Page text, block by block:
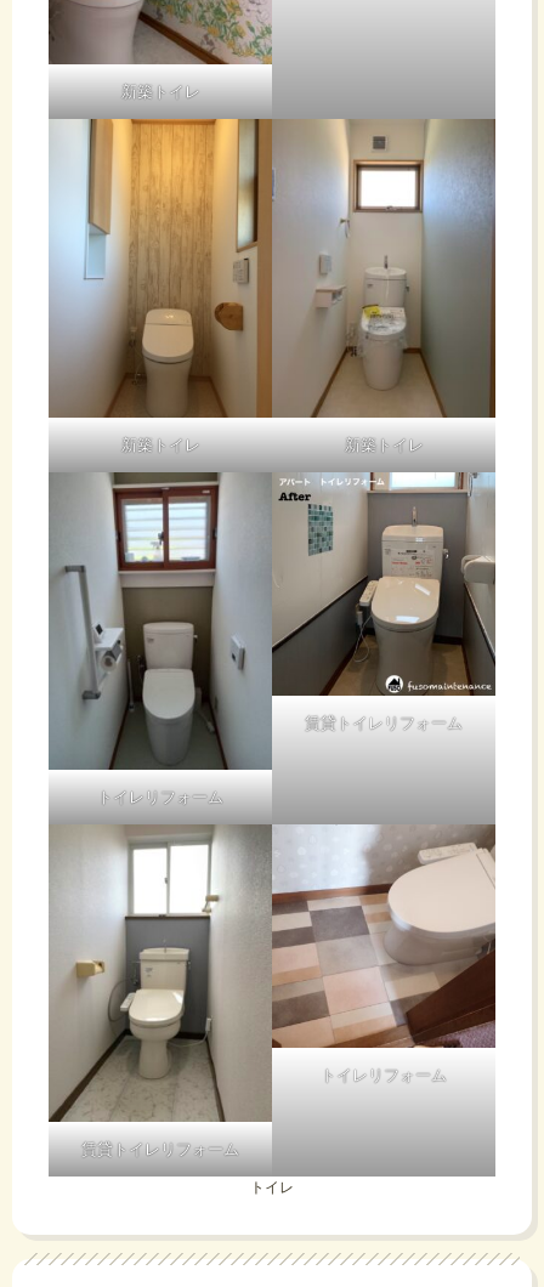
新築トイレ
新築トイレ 新築トイレ
トイレリフォーム
賃貸トイレリフォーム
賃貸トイレリフォーム
トイレリフォーム
トイレ